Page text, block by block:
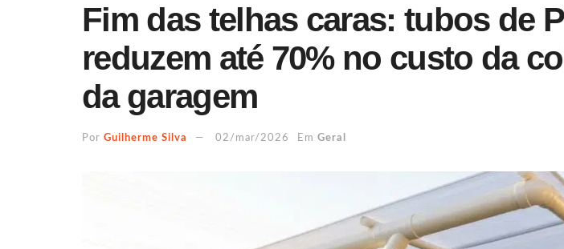
Fim das telhas caras: tubos de
reduzem até 70% no custo da
da garagem
Por Guilherme Silva 02/mar/2026 Em Geral